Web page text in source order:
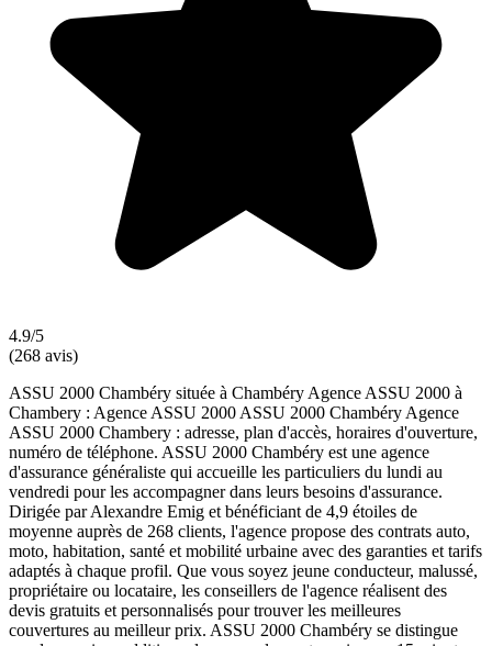
4.9/5
(268 avis)
ASSU 2000 Chambéry située à Chambéry Agence ASSU 2000 à
Chambery : Agence ASSU 2000 ASSU 2000 Chambéry Agence
ASSU 2000 Chambery : adresse, plan d'accès, horaires d'ouverture,
numéro de téléphone. ASSU 2000 Chambéry est une agence
d'assurance généraliste qui accueille les particuliers du lundi au
vendredi pour les accompagner dans leurs besoins d'assurance.
Dirigée par Alexandre Emig et bénéficiant de 4,9 étoiles de
moyenne auprès de 268 clients, l'agence propose des contrats auto,
moto, habitation, santé et mobilité urbaine avec des garanties et tarifs
adaptés à chaque profil. Que vous soyez jeune conducteur, malussé,
propriétaire ou locataire, les conseillers de l'agence réalisent des
devis gratuits et personnalisés pour trouver les meilleures
couvertures au meilleur prix. ASSU 2000 Chambéry se distingue